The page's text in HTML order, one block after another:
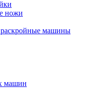
ножи
машины
машин